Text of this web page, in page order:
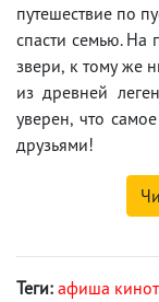
путешествие по
спасти семью. На
звери, к тому же
из древней
уверен, что
друзьями!
Теги: афиша